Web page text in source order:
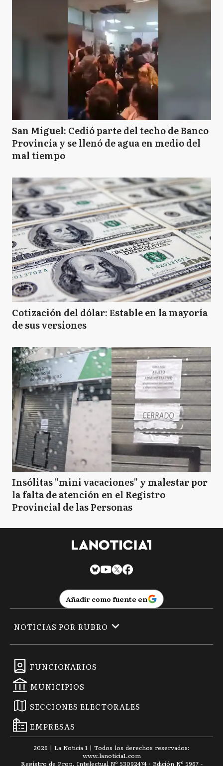
San Miguel: Cedió parte del techo de Banco
Provincia y se llenó de agua en medio del
mal tiempo
Cotización del dólar: Estable en la mayoría
de sus versiones
Insólitas "mini vacaciones" y malestar por
la falta de atención en el Registro
Provincial de las Personas
Añadir como fuente en
FUNCIONARIOS
MUNICIPIOS
SECCIONES ELECTORALES
EMPRESAS
NOTICIAS POR RUBRO
2026 | La Noticia 1 | Todos los derechos reservados:
www.lanoticia1.com
Registro de Prop. Intelectual Nº 53092474 · Edición Nº 5967 -